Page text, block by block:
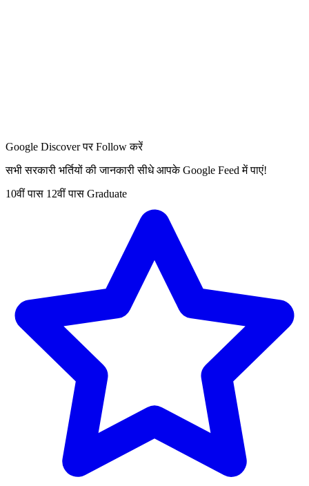
Google Discover पर Follow करें
सभी सरकारी भर्तियों की जानकारी सीधे आपके Google Feed में पाएं!
10वीं पास 12वीं पास Graduate